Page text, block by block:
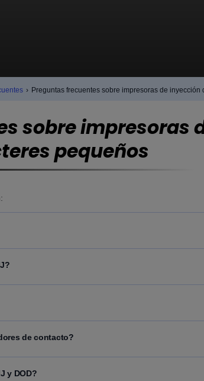
› Preguntas frecuentes sobre impresoras de
sobre impresoras
pequeños
de contacto?
y DOD?